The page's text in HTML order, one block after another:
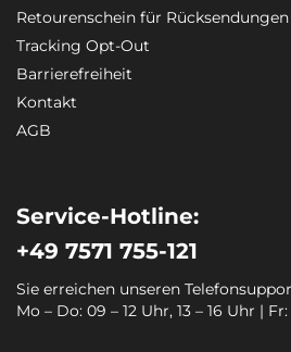
Retourenschein für Rücksendungen
Tracking Opt-Out
Barrierefreiheit
Kontakt
AGB
Service-Hotline:
+49 7571 755-121
Sie erreichen unseren
Mo – Do: 09 – 12 Uhr, 13 – 16 Uhr |